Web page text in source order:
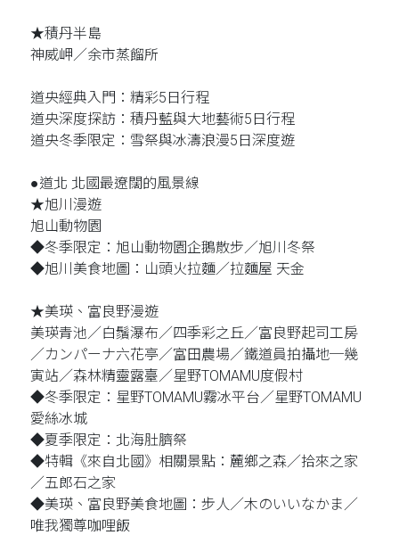
★積丹半島
神威岬／余市蒸餾所
道央經典入門：精彩5日行程
道央深度探訪：積丹藍與大地藝術5日行程
道央冬季限定：雪祭與冰濤浪漫5日深度遊
●道北 北國最遼闊的風景線
★旭川漫遊
旭山動物園
◆冬季限定：旭山動物園企鵝散步／旭川冬祭
◆旭川美食地圖：山頭火拉麵／拉麵屋 天金
★美瑛、富良野漫遊
美瑛青池／白鬚瀑布／四季彩之丘／富良野起司工房
／カンパーナ六花亭／富田農場／鐵道員拍攝地─幾
寅站／森林精靈露臺／星野TOMAMU度假村
◆冬季限定：星野TOMAMU霧冰平台／星野TOMAMU
愛絲冰城
◆夏季限定：北海肚臍祭
◆特輯《來自北國》相關景點：麓鄉之森／拾來之家
／五郎石之家
◆美瑛、富良野美食地圖：步人／木のいいなかま／
唯我獨尊咖哩飯